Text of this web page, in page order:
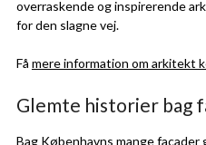
overraskende og inspirerende
for den slagne vej.
Få mere information om arkitekt
Glemte historier bag
Bag Københavns mange